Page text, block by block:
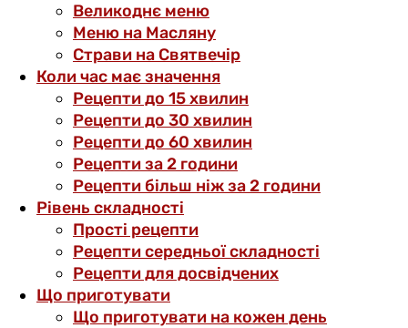
Великоднє меню
Меню на Масляну
Страви на Святвечір
Коли час має значення
Рецепти до 15 хвилин
Рецепти до 30 хвилин
Рецепти до 60 хвилин
Рецепти за 2 години
Рецепти більш ніж за 2 години
Рівень складності
Прості рецепти
Рецепти середньої складності
Рецепти для досвідчених
Що приготувати
Що приготувати на кожен день